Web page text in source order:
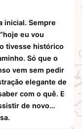
inicial. Sempre
eu vou
tivesse histórico
Só que o
vem sem pedir
elegante de
com o quê. E
de novo…